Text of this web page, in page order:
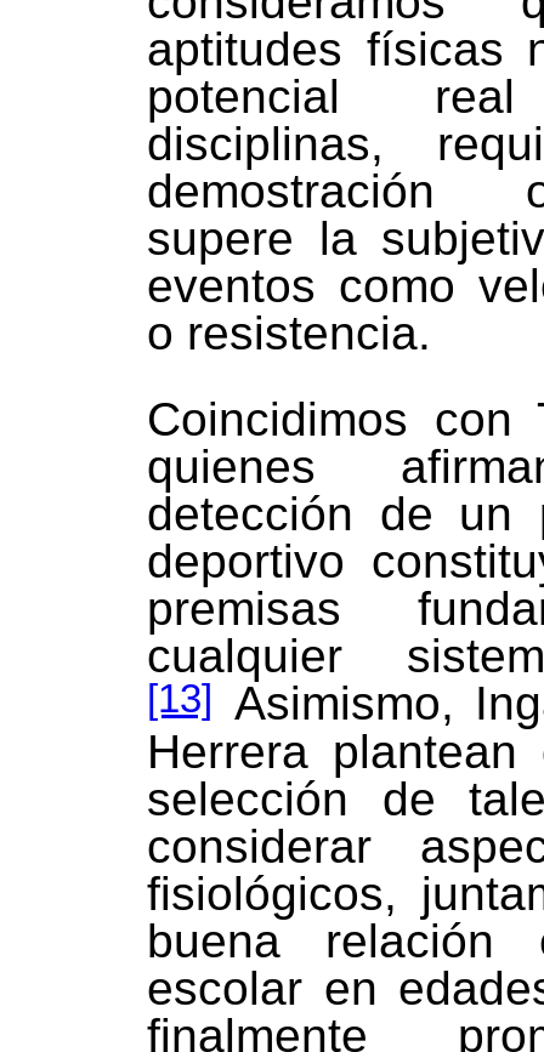
aptitudes físicas
potencial
disciplinas,
demostración
supere la
eventos como
o resistencia.
Coincidimos con
quienes
detección de un
deportivo
premisas
cualquier
[13]
Asimismo,
Herrera plantean
selección de
considerar
fisiológicos,
buena
escolar en
finalmente